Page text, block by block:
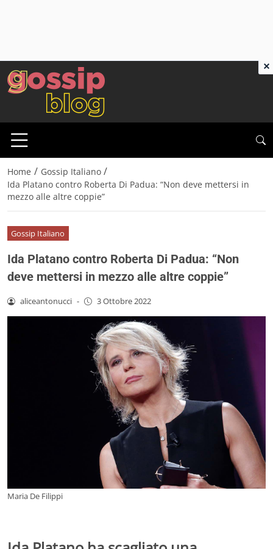
Home / Gossip Italiano /
Ida Platano contro Roberta Di Padua: “Non deve mettersi in
mezzo alle altre coppie”
Gossip Italiano
Ida Platano contro Roberta Di Padua: “Non
deve mettersi in mezzo alle altre coppie”
aliceantonucci - 3 Ottobre 2022
Maria De Filippi
×